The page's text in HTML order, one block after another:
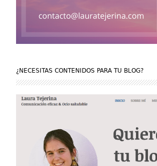
¿NECESITAS CONTENIDOS PARA TU BLOG?